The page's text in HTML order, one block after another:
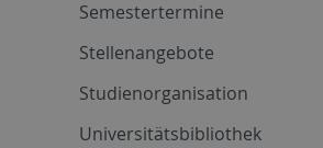
Semestertermine
Stellenangebote
Studienorganisation
Universitätsbibliothek